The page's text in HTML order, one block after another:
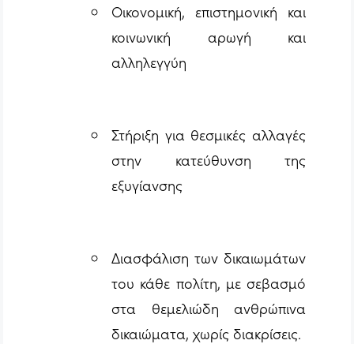
Οικονομική, επιστημονική και
κοινωνική αρωγή και
αλληλεγγύη
Στήριξη για θεσμικές αλλαγές
στην κατεύθυνση της
εξυγίανσης
Διασφάλιση των δικαιωμάτων
του κάθε πολίτη, με σεβασμό
στα θεμελιώδη ανθρώπινα
δικαιώματα, χωρίς διακρίσεις.